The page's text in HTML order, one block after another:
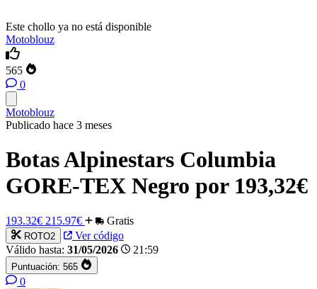
Este chollo ya no está disponible
Motoblouz
565
0
Motoblouz
Publicado hace 3 meses
Botas Alpinestars Columbia
GORE-TEX Negro por 193,32€
193.32€ 215.97€ Gratis
ROTO2
Ver código
Válido hasta: 31/05/2026 21:59
Puntuación: 565
0